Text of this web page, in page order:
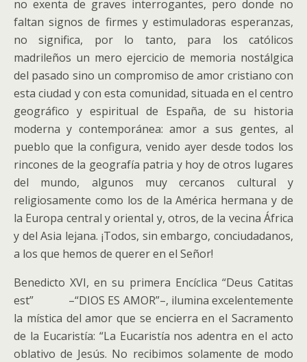
no exenta de graves interrogantes, pero donde no
faltan signos de firmes y estimuladoras esperanzas,
no significa, por lo tanto, para los católicos
madrileños un mero ejercicio de memoria nostálgica
del pasado sino un compromiso de amor cristiano con
esta ciudad y con esta comunidad, situada en el centro
geográfico y espiritual de España, de su historia
moderna y contemporánea: amor a sus gentes, al
pueblo que la configura, venido ayer desde todos los
rincones de la geografía patria y hoy de otros lugares
del mundo, algunos muy cercanos cultural y
religiosamente como los de la América hermana y de
la Europa central y oriental y, otros, de la vecina África
y del Asia lejana. ¡Todos, sin embargo, conciudadanos,
a los que hemos de querer en el Señor!
Benedicto XVI, en su primera Encíclica “Deus Catitas
est” –“DIOS ES AMOR”–, ilumina excelentemente
la mística del amor que se encierra en el Sacramento
de la Eucaristía: “La Eucaristía nos adentra en el acto
oblativo de Jesús. No recibimos solamente de modo